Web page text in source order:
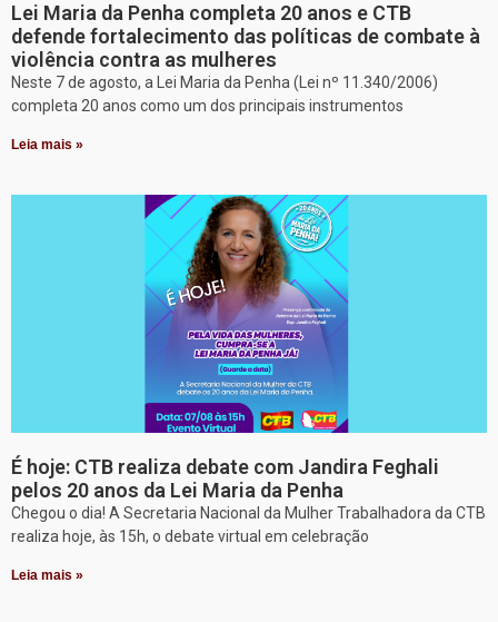
Lei Maria da Penha completa 20 anos e CTB
defende fortalecimento das políticas de combate à
violência contra as mulheres
Neste 7 de agosto, a Lei Maria da Penha (Lei nº 11.340/2006)
completa 20 anos como um dos principais instrumentos
Leia mais »
É hoje: CTB realiza debate com Jandira Feghali
pelos 20 anos da Lei Maria da Penha
Chegou o dia! A Secretaria Nacional da Mulher Trabalhadora da CTB
realiza hoje, às 15h, o debate virtual em celebração
Leia mais »